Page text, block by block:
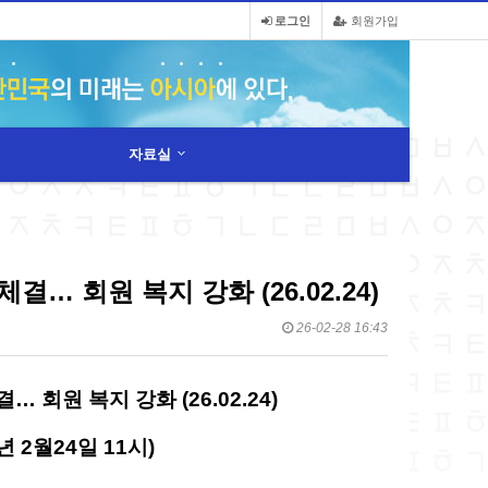
회원가입
로그인
자료실
결… 회원 복지 강화 (26.02.24)
26-02-28 16:43
… 회원 복지 강화 (26.02.24)
2월24일 11시)